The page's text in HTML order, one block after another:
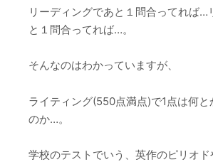
リーディングであと１問合ってれば…
と１問合ってれば…。
そんなのはわかっていますが、
ライティング(550点満点)で1点は何と
のか…。
学校のテストでいう、英作のピリオ